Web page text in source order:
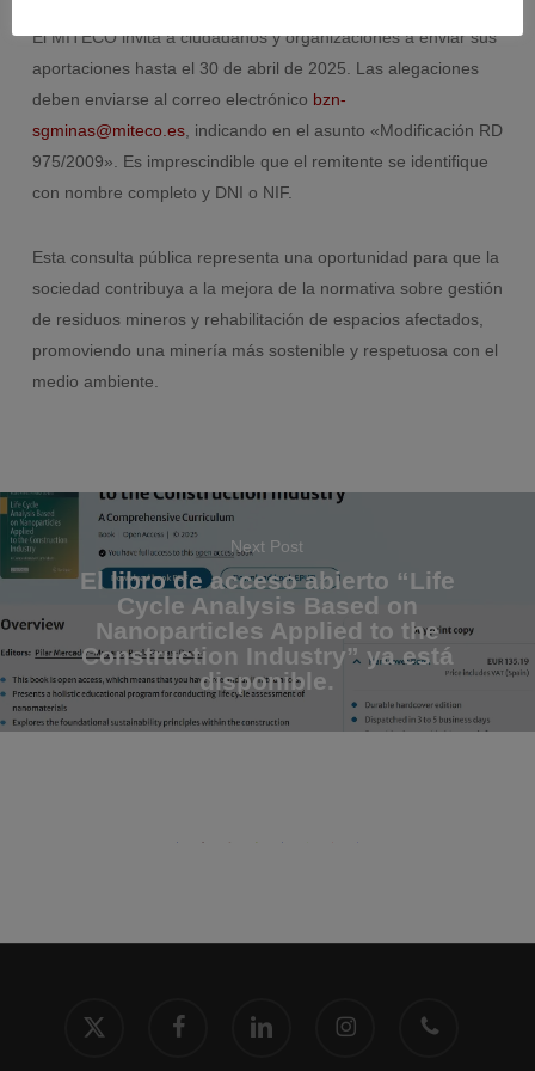
El MITECO invita a ciudadanos y organizaciones a enviar sus
aportaciones hasta el 30 de abril de 2025.
Las alegaciones
deben enviarse al correo electrónico bzn-
sgminas@miteco.es, indicando en el asunto «Modificación RD
975/2009».
Es imprescindible que el remitente se identifique
con nombre completo y DNI o NIF.
Esta consulta pública representa una oportunidad para que la
sociedad contribuya a la mejora de la normativa sobre gestión
de residuos mineros y rehabilitación de espacios afectados,
promoviendo una minería más sostenible y respetuosa con el
medio ambiente.
Next Post
El libro de acceso abierto “Life
Cycle Analysis Based on
Nanoparticles Applied to the
Construction Industry” ya está
disponible.
twitter